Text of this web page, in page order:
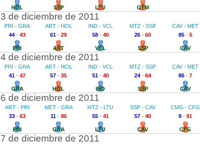
HOL SSP LTU GTM
de diciembre de 2011
PRI - GRA
44- 43
PRI
ART - HOL
61 - 29
ART
IND - VCL
58- 40
VCL
MTZ - SSP
26 - 60
SSP
CAV - MET
85- 5
CAV
de diciembre de 2011
PRI - GRA
41- 47
GRA
ART - HOL
57 - 35
HOL
IND - VCL
51- 40
IND
MTZ - SSP
24 - 64
SSP
CAV - MET
86- 7
CAV
de diciembre de 2011
ART - PRI
33- 63
PRI
MET - GRA
11- 86
GRA
MTZ - LTU
55- 41
LTU
SSP - CAV
57 - 40
CAV
CMG - CFG
9- 91
CFG
de diciembre de 2011